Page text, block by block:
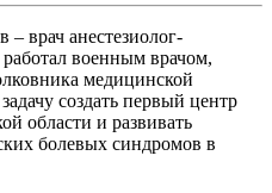
врач анестезиолог-
военным врачом,
медицинской
создать первый центр
области и развивать
болевых синдромов в